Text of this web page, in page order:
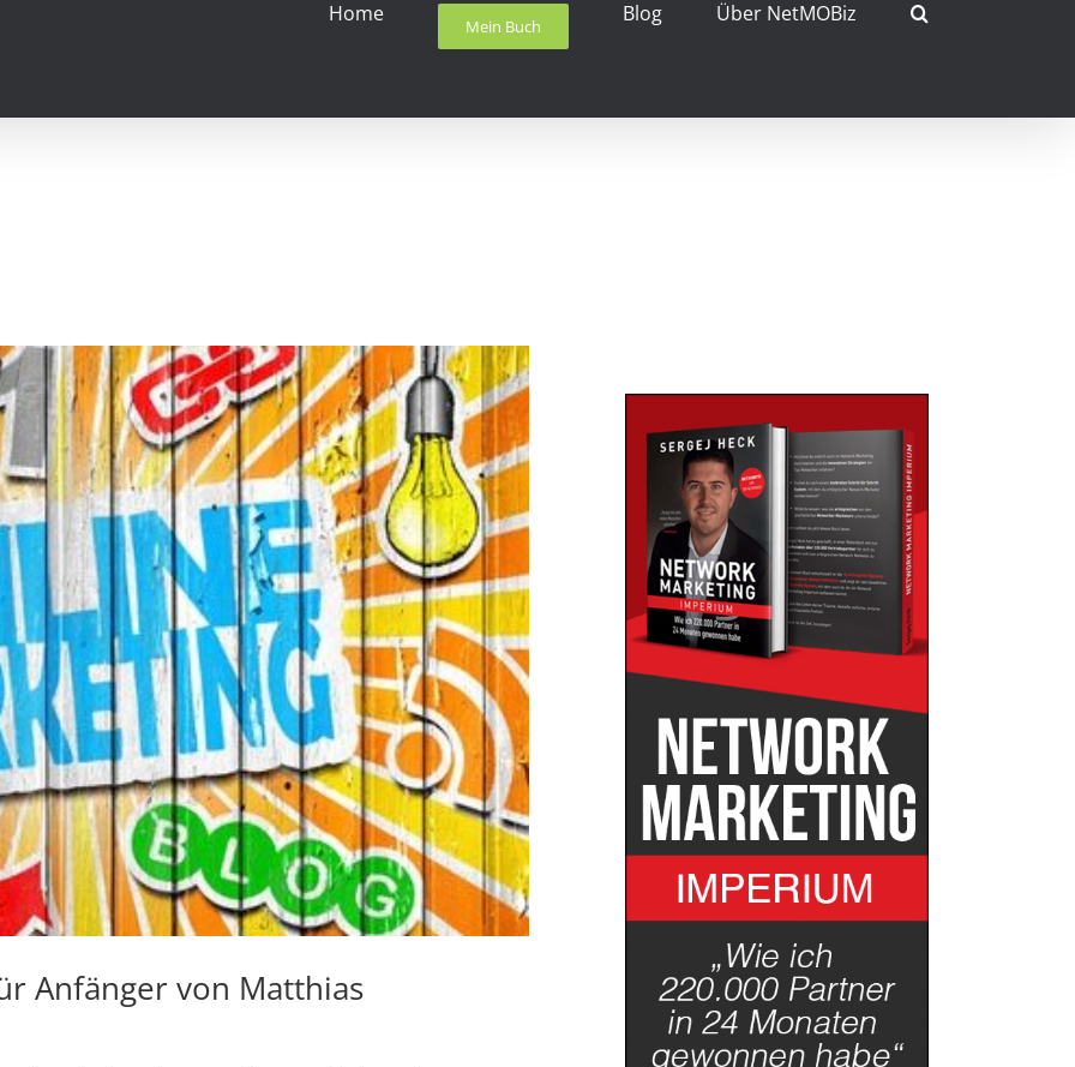
Home Mein Buch Blog Über NetMOBiz
Anfänger von Matthias